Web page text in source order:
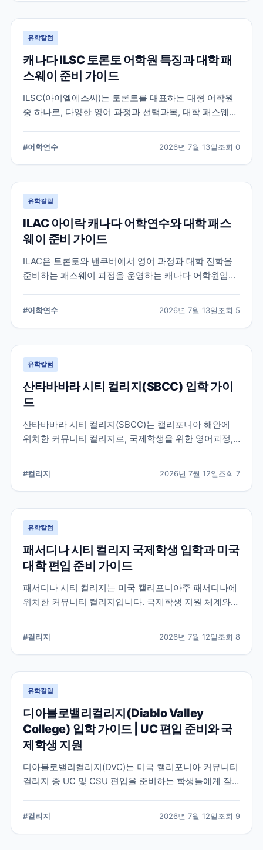
유학칼럼
캐나다 ILSC 토론토 어학원 특징과 대학 패
스웨이 준비 가이드
ILSC(아이엘에스씨)는 토론토를 대표하는 대형 어학원
중 하나로, 다양한 영어 과정과 선택과목, 대학 패스웨이
해야 할 주요 특징과 준비 사항을 정리했습니다.
#어학연수 2026년 7월 13일조회 0
유학칼럼
ILAC 아이락 캐나다 어학연수와 대학 패스
웨이 준비 가이드
ILAC은 토론토와 밴쿠버에서 영어 과정과 대학 진학을
준비하는 패스웨이 과정을 운영하는 캐나다 어학원입니
다.
#어학연수 2026년 7월 13일조회 5
유학칼럼
산타바바라 시티 컬리지(SBCC) 입학 가이
드
산타바바라 시티 컬리지(SBCC)는 캘리포니아 해안에
위치한 커뮤니티 컬리지로, 국제학생을 위한 영어과정,
서 확인해야 할 사항을 정리했습니다.
#컬리지 2026년 7월 12일조회 7
유학칼럼
패서디나 시티 컬리지 국제학생 입학과 미국
대학 편입 준비 가이드
패서디나 시티 컬리지는 미국 캘리포니아주 패서디나에
위치한 커뮤니티 컬리지입니다. 국제학생 지원 체계와
#컬리지 2026년 7월 12일조회 8
유학칼럼
디아블로밸리컬리지(Diablo Valley
College) 입학 가이드 | UC 편입 준비와 국
제학생 지원
디아블로밸리컬리지(DVC)는 미국 캘리포니아 커뮤니티
컬리지 중 UC 및 CSU 편입을 준비하는 학생들에게 잘
정리했습니다.
#컬리지 2026년 7월 12일조회 9